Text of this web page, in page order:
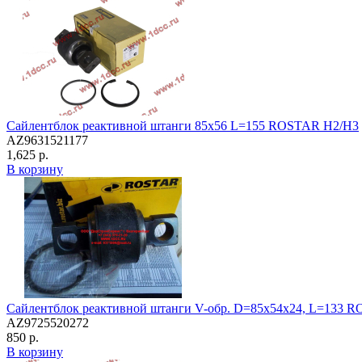
Сайлентблок реактивной штанги 85х56 L=155 ROSTAR H2/H3
AZ9631521177
1,625 р.
В корзину
Сайлентблок реактивной штанги V-обр. D=85x54x24, L=133
AZ9725520272
850 р.
В корзину